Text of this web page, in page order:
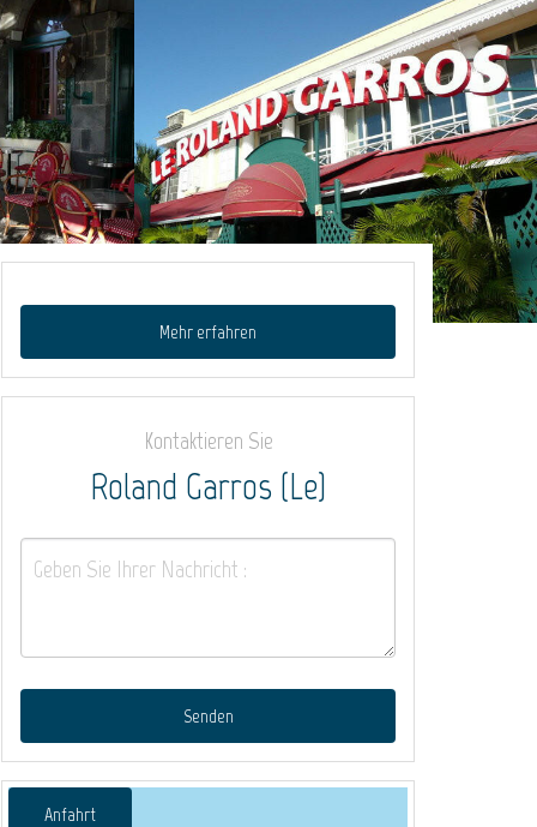
Mehr erfahren
Kontaktieren Sie
Roland Garros (Le)
Senden
Anfahrt